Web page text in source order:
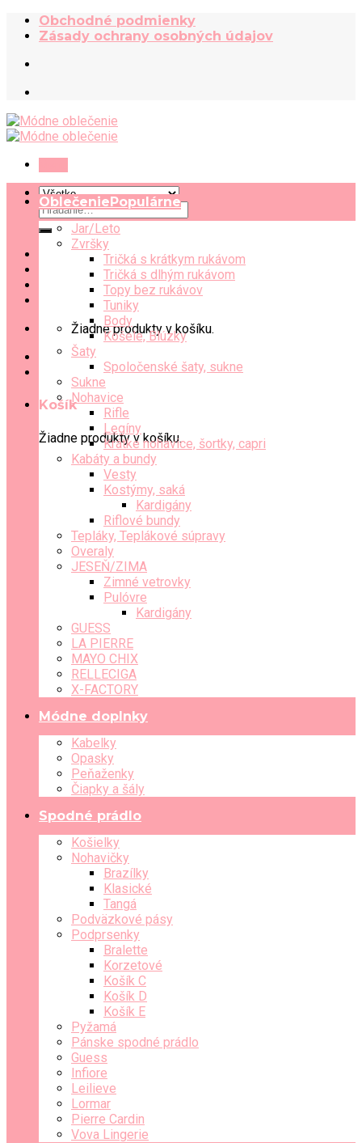
Skip
Obchodné podmienky
Zásady ochrany osobných údajov
Hľadať:
Žiadne produkty v košíku.
Košík
Žiadne produkty v košíku.
Oblečenie
Jar/Leto
Zvršky
Tričká s krátkym rukávom
Tričká s dlhým rukávom
Topy bez rukávov
Tuniky
Body
Košele, Blúzky
Šaty
Spoločenské šaty, sukne
Sukne
Nohavice
Rifle
Legíny
Krátke nohavice, šortky, capri
Kabáty a bundy
Vesty
Kostýmy, saká
Kardigány
Riflové bundy
Tepláky, Teplákové súpravy
Overaly
JESEŇ/ZIMA
Zimné vetrovky
Pulóvre
Kardigány
GUESS
LA PIERRE
MAYO CHIX
RELLECIGA
X-FACTORY
Módne doplnky
Kabelky
Opasky
Peňaženky
Čiapky a šály
Spodné prádlo
Košielky
Nohavičky
Brazílky
Klasické
Tangá
Podväzkové pásy
Podprsenky
Bralette
Korzetové
Košík C
Košík D
Košík E
Pyžamá
Pánske spodné prádlo
Guess
Infiore
Leilieve
Lormar
Pierre Cardin
Vova Lingerie